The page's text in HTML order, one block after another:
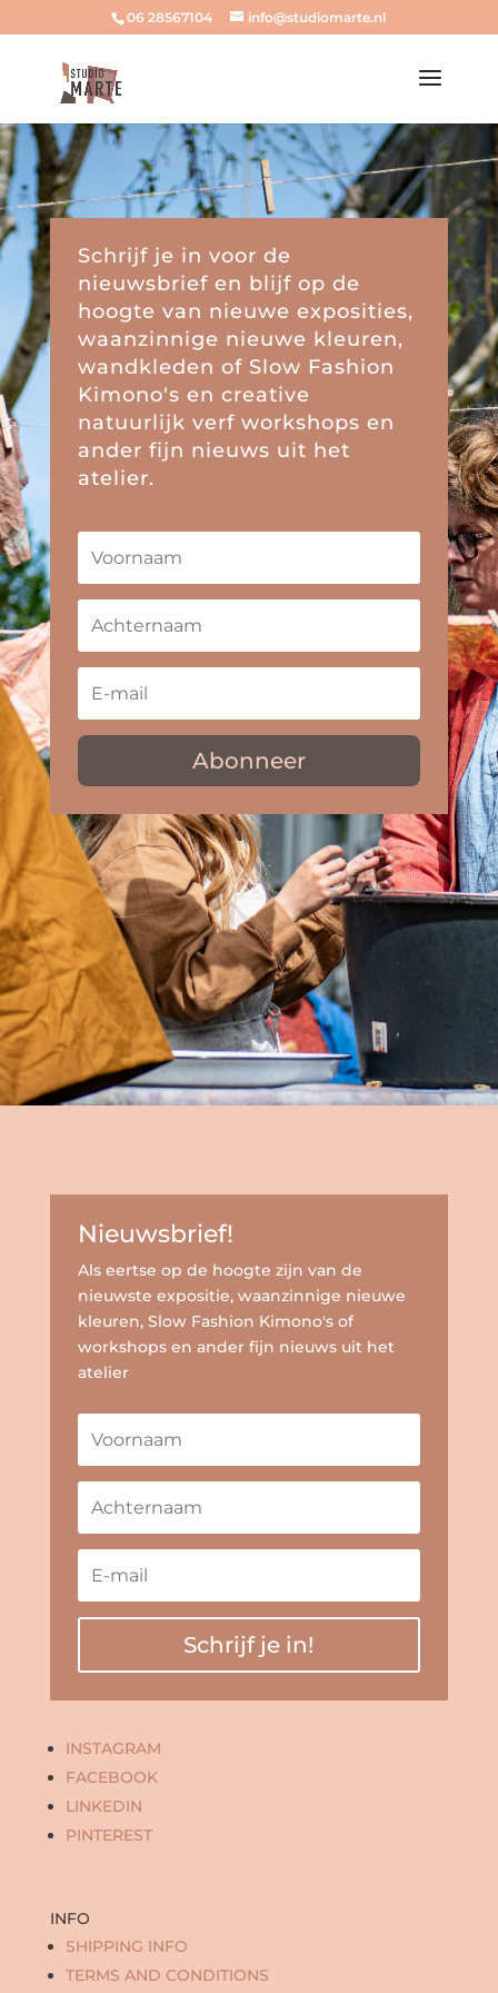
06 28567104 info@studiomarte.nl
Schrijf je in voor de
nieuwsbrief en blijf op de
hoogte van nieuwe exposities,
waanzinnige nieuwe kleuren,
wandkleden of Slow Fashion
Kimono's en creative
natuurlijk verf workshops en
ander fijn nieuws uit het
atelier.
Abonneer
Nieuwsbrief!
Als eertse op de hoogte zijn van de
nieuwste expositie, waanzinnige nieuwe
kleuren, Slow Fashion Kimono's of
workshops en ander fijn nieuws uit het
atelier
Schrijf je in!
INSTAGRAM
FACEBOOK
LINKEDIN
PINTEREST
INFO
SHIPPING INFO
TERMS AND CONDITIONS